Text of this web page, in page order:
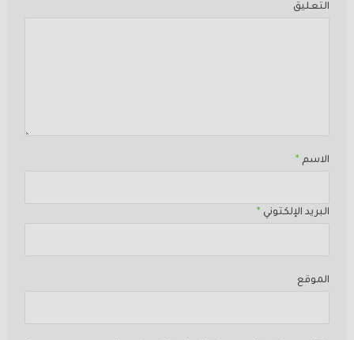
التعليق
الاسم *
البريد الإلكتوني *
الموقع